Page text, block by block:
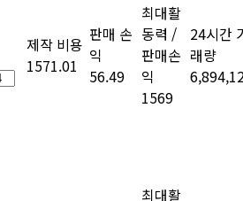
제작 비용
1571.01
판매 손
익
56.49
최대활
동력 /
판매손
익
1569
24시간
래량
최대활